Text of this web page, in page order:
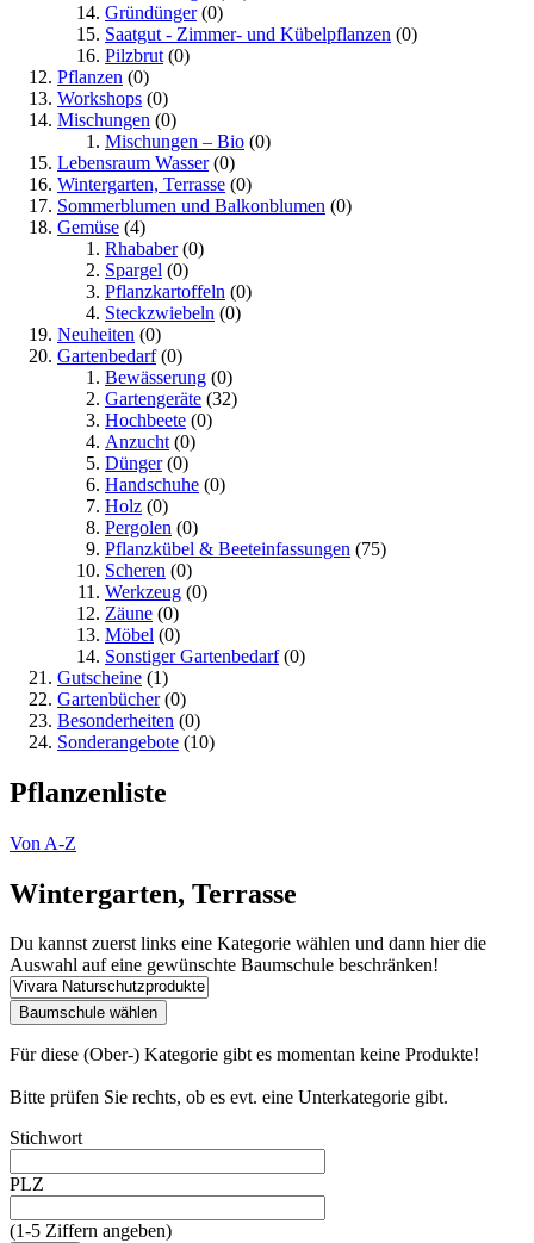
Gründünger(0)
Saatgut - Zimmer- und Kübelpflanzen (0)
Pilzbrut (0)
Pflanzen (0)
Workshops (0)
Mischungen (0)
Mischungen – Bio (0)
Lebensraum Wasser(0)
Wintergarten, Terrasse (0)
Sommerblumen und Balkonblumen (0)
Gemüse (4)
Rhababer(0)
Spargel (0)
Pflanzkartoffeln (0)
Steckzwiebeln (0)
Neuheiten (0)
Gartenbedarf(0)
Bewässerung (0)
Gartengeräte (32)
Hochbeete (0)
Anzucht (0)
Dünger(0)
Handschuhe (0)
Holz (0)
Pergolen (0)
Pflanzkübel & Beeteinfassungen (75)
Scheren (0)
Werkzeug (0)
Zäune (0)
Möbel (0)
Sonstiger Gartenbedarf(0)
Gutscheine (1)
Gartenbücher(0)
Besonderheiten (0)
Sonderangebote (10)
Pflanzenliste
Von A-Z
Wintergarten, Terrasse
Du kannst zuerst links eine Kategorie wählen und dann hier die
Auswahl auf eine gewünschte Baumschule beschränken!
Für diese (Ober-) Kategorie gibt es momentan keine Produkte!
Bitte prüfen Sie rechts, ob es evt. eine Unterkategorie gibt.
Stichwort
PLZ
(1-5 Ziffern angeben)